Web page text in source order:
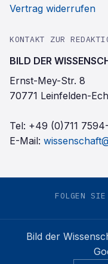
Vertrag widerrufen
KONTAKT ZUR
BILD DER
Ernst-Mey-Str. 8
70771 Leinfelden-
Tel: +49 (0)711
E-Mail:
FOLGEN SIE
Bild der